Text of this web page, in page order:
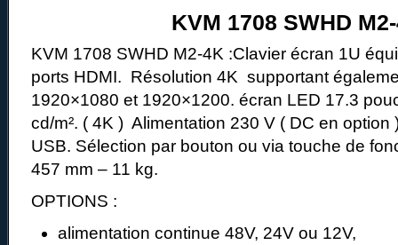
KVM 1708 SWHD
KVM 1708 SWHD M2-4K :Clavier écran 1U
ports HDMI. Résolution 4K supportant
1920×1080 et 1920×1200. écran LED 17.3
cd/m². ( 4K ) Alimentation 230 V ( DC en option
USB. Sélection par bouton ou via touche de
457 mm – 11 kg.
OPTIONS :
alimentation continue 48V, 24V ou 12V,